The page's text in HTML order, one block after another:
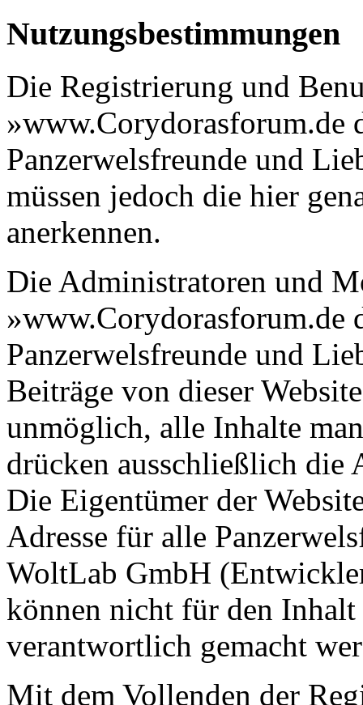
Nutzungsbestimmungen
Die Registrierung und
»www.Corydorasforum.de
Panzerwelsfreunde und
müssen jedoch die hier
anerkennen.
Die Administratoren und
»www.Corydorasforum.de
Panzerwelsfreunde und
Beiträge von dieser
unmöglich, alle Inhalte
drücken ausschließlich die
Die Eigentümer der
Adresse für alle
WoltLab GmbH
können nicht für den
verantwortlich gemacht
Mit dem Vollenden der